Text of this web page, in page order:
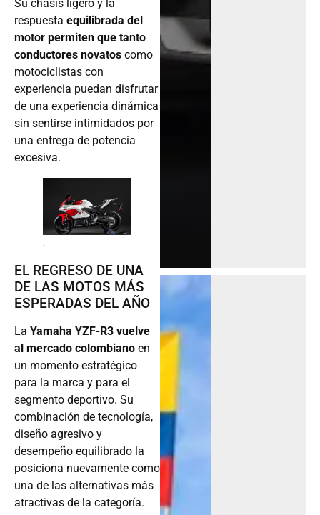
Su chasis ligero y la
respuesta equilibrada del
motor permiten que tanto
conductores novatos como
motociclistas con
experiencia puedan disfrutar
de una experiencia dinámica
sin sentirse intimidados por
una entrega de potencia
excesiva.
.
EL REGRESO DE UNA
DE LAS MOTOS MÁS
ESPERADAS DEL AÑO
La Yamaha YZF-R3 vuelve
al mercado colombiano en
un momento estratégico
para la marca y para el
segmento deportivo. Su
combinación de tecnología,
diseño agresivo y
desempeño equilibrado la
posiciona nuevamente como
una de las alternativas más
atractivas de la categoría.